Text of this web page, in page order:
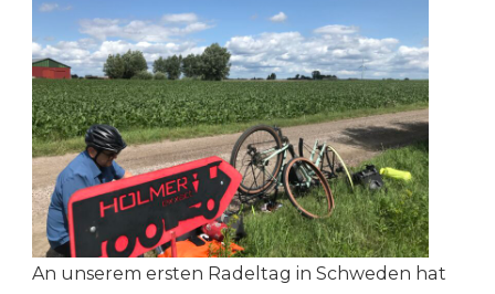
An unserem ersten Radeltag in Schweden hat